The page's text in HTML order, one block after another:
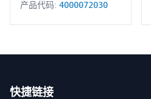
产品代码: 4000072030
快捷链接